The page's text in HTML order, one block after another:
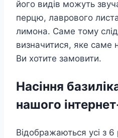
його видів можуть
перцю, лаврового
лимона. Саме тому слід
визначитися, яке саме
Ви хотите замовити.
Насіння
нашого
Відображаються усі з 6